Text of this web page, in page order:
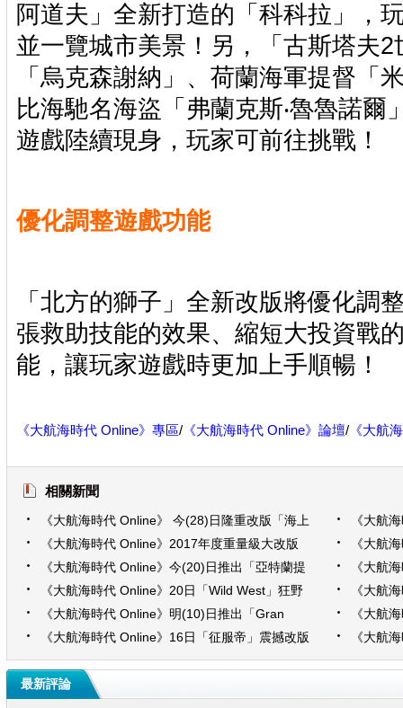
阿道夫」全新打造的「科科拉」，
並一覽城市美景！另，「古斯塔夫
「烏克森謝納」、荷蘭海軍提督「
比海馳名海盜「弗蘭克斯‧魯魯諾
遊戲陸續現身，玩家可前往挑戰！
優化調整遊戲功能
「北方的獅子」全新改版將優化調
張救助技能的效果、縮短大投資戰
能，讓玩家遊戲時更加上手順暢！
《大航海時代 Online》專區/ 《大航海時代 Online》論壇/ 《大航
相關新聞
《大航海時代 Online》 今(28)日隆重改版「海上
霸主 蒸汽船時代」磅礡登場
《大航
新商會
《大航海時代 Online》2017年度重量級大改版
今(16)日「工業革命新時代」磅礡登場
《大航
改版，
《大航海時代 Online》今(20)日推出「亞特蘭提
斯」神秘改版！多項內容同步開放
《大航
倫」神
《大航海時代 Online》20日「Wild West」狂野
改版 同步推出「淘金熱」探索新玩法
《大航
改版 同
《大航海時代 Online》明(10)日推出「Gran
Atlas」震撼改版
《大航
改版 北
《大航海時代 Online》16日「征服帝」震撼改版
《大航
最新評論